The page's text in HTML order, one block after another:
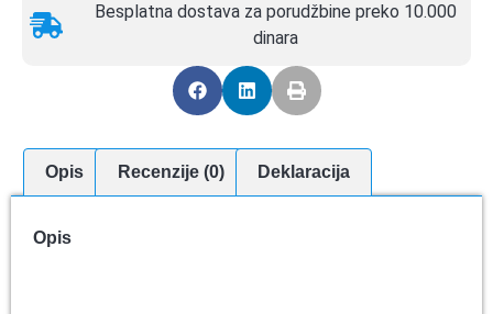
Besplatna dostava za porudžbine preko 10.000
dinara
Opis Recenzije (0) Deklaracija
Opis